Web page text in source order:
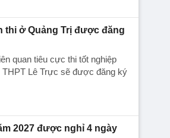
thi ở Quảng Trị được đăng
quan tiêu cực thi tốt nghiệp
Lê Trực sẽ được đăng ký
2027 được nghỉ 4 ngày